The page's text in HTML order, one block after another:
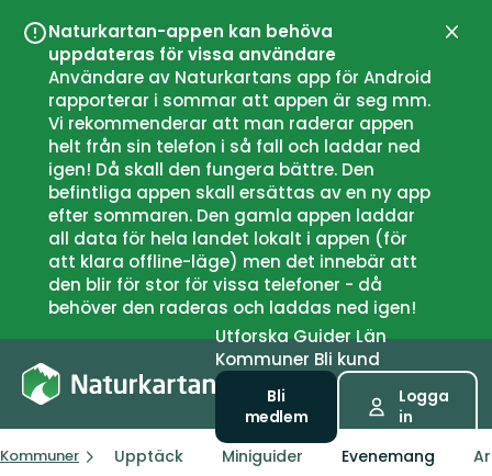
Naturkartan-appen kan behöva
uppdateras för vissa användare
Användare av Naturkartans app för Android
rapporterar i sommar att appen är seg mm.
Vi rekommenderar att man raderar appen
helt från sin telefon i så fall och laddar ned
igen! Då skall den fungera bättre. Den
befintliga appen skall ersättas av en ny app
efter sommaren. Den gamla appen laddar
all data för hela landet lokalt i appen (för
att klara offline-läge) men det innebär att
den blir för stor för vissa telefoner - då
behöver den raderas och laddas ned igen!
UtforskaGuiderLän
Kommuner Bli kund
Bli
medlem
Logga
in
Kommuner Vara
Upptäck Miniguider Evenemang